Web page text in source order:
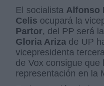
El socialista Alfonso
Celis ocupará la
Partor, del PP será
Gloria Ariza de UP
vicepresidenta
de Vox consigue que
representación en la